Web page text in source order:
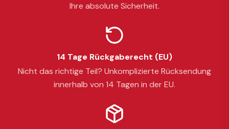
Ihre absolute Sicherheit.
14 Tage Rückgaberecht (EU)
Nicht das richtige Teil? Unkomplizierte Rücksendung
innerhalb von 14 Tagen in der EU.